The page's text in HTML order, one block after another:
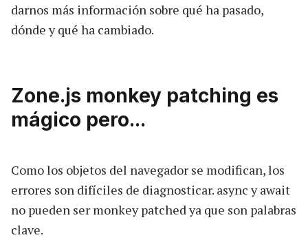
darnos más información sobre qué ha pasado,
dónde y qué ha cambiado.
Zone.js monkey patching es
mágico pero...
Como los objetos del navegador se modifican, los
errores son difíciles de diagnosticar. async y await
no pueden ser monkey patched ya que son palabras
clave.